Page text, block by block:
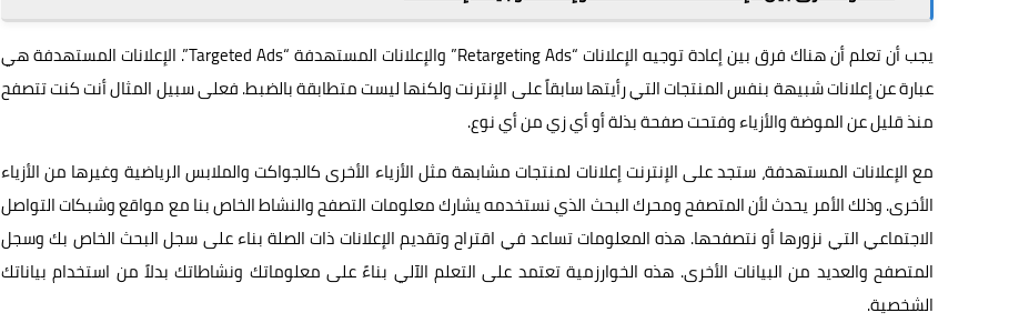
يجب أن تعلم أن هناك فرق بين إعادة توجيه الإعلانات “Retargeting Ads” والإعلانات المستهدفة “Targeted Ads”. الإعلانات المستهدفة هي
عبارة عن إعلانات شبيهة بنفس المنتجات التي رأيتها سابقاً على الإنترنت ولكنها ليست متطابقة بالضبط. فعلى سبيل المثال أنت كنت تتصفح
منذ قليل عن الموضة والأزياء وفتحت صفحة بذلة أو أي زي من أي نوع.
مع الإعلانات المستهدفة، ستجد على الإنترنت إعلانات لمنتجات مشابهة مثل الأزياء الأخرى كالجواكت والملابس الرياضية وغيرها من الأزياء
الأخرى. وذلك الأمر يحدث لأن المتصفح ومحرك البحث الذي نستخدمه يشارك معلومات التصفح والنشاط الخاص بنا مع مواقع وشبكات التواصل
الاجتماعي التي نزورها أو نتصفحها. هذه المعلومات تساعد في اقتراح وتقديم الإعلانات ذات الصلة بناء على سجل البحث الخاص بك وسجل
المتصفح والعديد من البيانات الأخرى. هذه الخوارزمية تعتمد على التعلم الآلي بناءً على معلوماتك ونشاطاتك بدلاً من استخدام بياناتك
الشخصية.